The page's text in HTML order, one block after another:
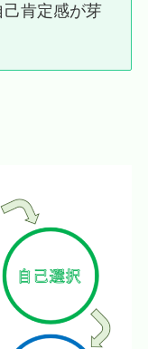
己肯定感が芽